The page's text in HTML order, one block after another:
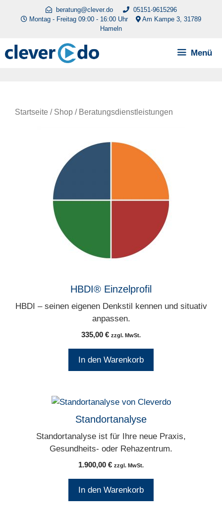
beratung@clever.do
05151-9615296
Montag - Freitag 09:00 - 16:00 Uhr
Am Kampe 3, 31789
Hameln
Menü
Startseite / Shop / Beratungsdienstleistungen
HBDI® Einzelprofil
HBDI – seinen eigenen Denkstil kennen und situativ
anpassen.
335,00 € zzgl. MwSt.
In den Warenkorb
Standortanalyse
Standortanalyse ist für Ihre neue Praxis,
Gesundheits- oder Rehazentrum.
1.900,00 € zzgl. MwSt.
In den Warenkorb